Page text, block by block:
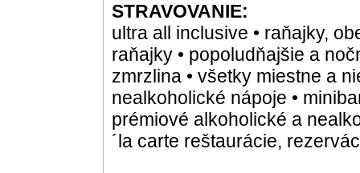
STRAVOVANIE:
ultra all inclusive • raňajky,
raňajky • popoludňajšie a
zmrzlina • všetky miestne a
nealkoholické nápoje •
prémiové alkoholické a
´la carte reštaurácie,